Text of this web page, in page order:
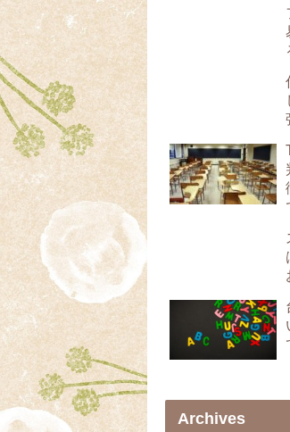
Archives